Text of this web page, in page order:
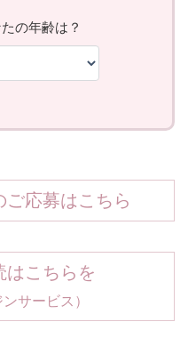
応募はこちら
はこちらを
サービス）